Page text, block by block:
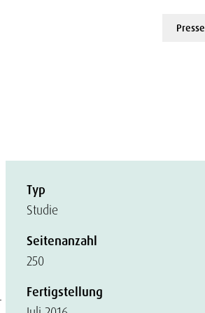
Presse
Typ
Studie
Seitenanzahl
250
Fertigstellung